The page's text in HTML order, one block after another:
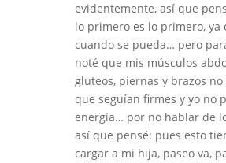
evidentemente, así que
lo primero es lo primero, ya
cuando se pueda… pero
noté que mis músculos
gluteos, piernas y brazos
que seguían firmes y yo no
energía… por no hablar de
así que pensé: pues esto
cargar a mi hija, paseo va,